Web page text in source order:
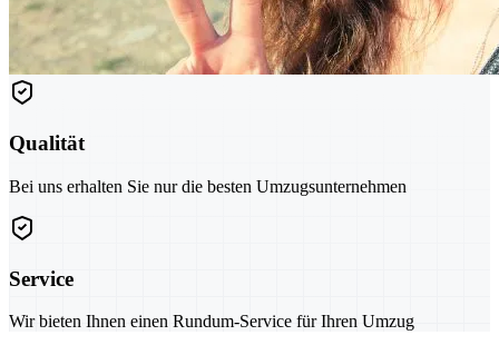
Qualität
Bei uns erhalten Sie nur die besten Umzugsunternehmen
Service
Wir bieten Ihnen einen Rundum-Service für Ihren Umzug